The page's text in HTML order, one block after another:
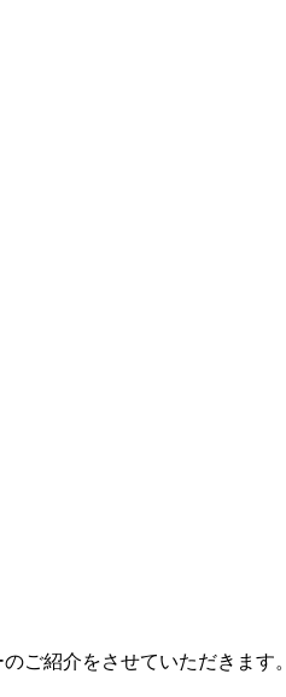
ご紹介をさせていただきます。